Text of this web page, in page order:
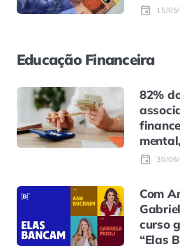
15/
Educação Financeira
82%
30/
Com
curso
“Elas